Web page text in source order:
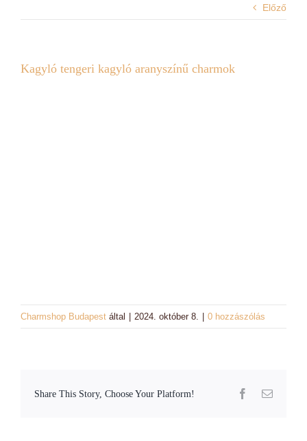
Kosaram
Charm formák
Előző
Kagyló tengeri kagyló aranyszínű charmok
Charmshop Budapest által 2024. október 8. 0 hozzászólás
Share This Story, Choose Your Platform! FacebookEmail: